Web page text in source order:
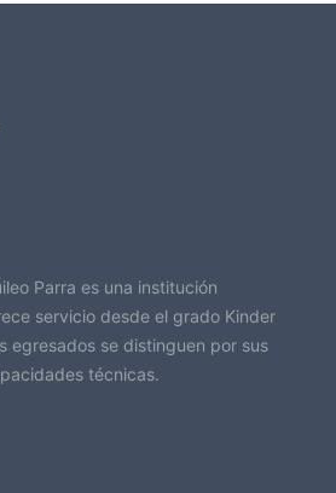
Parra es una institución
servicio desde el grado Kinder
egresados se distinguen por sus
técnicas.